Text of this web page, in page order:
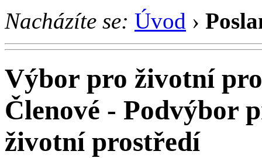
Nacházíte se: Úvod ›
Výbor pro životní
Členové - Podvýbor
životní prostředí